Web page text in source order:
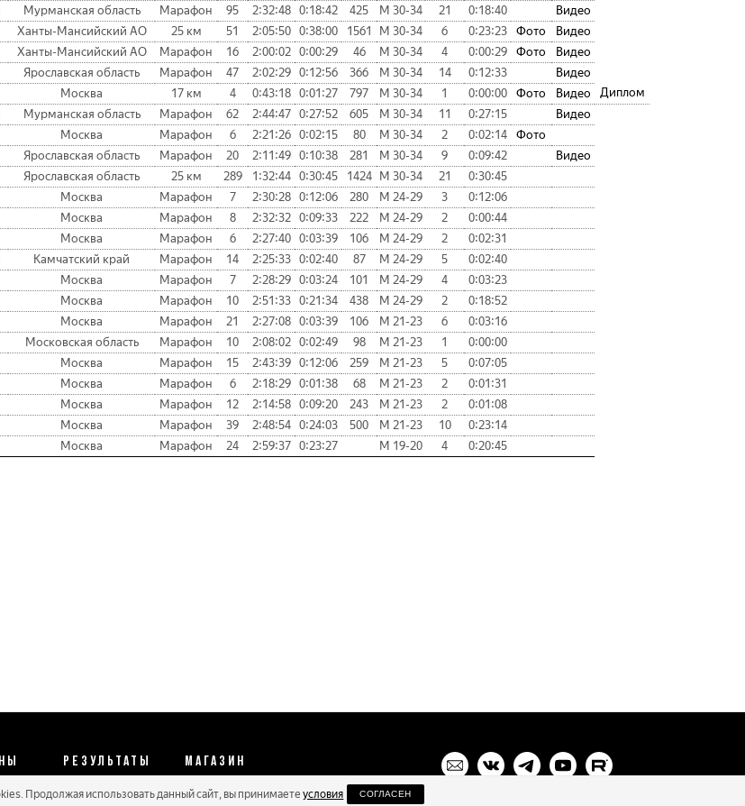
Мурманская область Марафон 95 2:32:48 0:18:42 425 М 30-34 21 0:18:40
Видео
Ханты-Мансийский АО 25 км 51 2:05:50 0:38:00 1561 М 30-34 6 0:23:23 Фото
Видео
Ханты-Мансийский АО Марафон 16 2:00:02 0:00:29 46 М 30-34 4 0:00:29 Фото
Видео
Ярославская область Марафон 47 2:02:29 0:12:56 366 М 30-34 14 0:12:33
Видео
Москва 17 км 4 0:43:18 0:01:27 797 М 30-34 1 0:00:00 Фото Видео
Диплом
Мурманская область Марафон 62 2:44:47 0:27:52 605 М 30-34 11 0:27:15
Видео
Москва Марафон 6 2:21:26 0:02:15 80 М 30-34 2 0:02:14
Фото
Ярославская область Марафон 20 2:11:49 0:10:38 281 М 30-34 9 0:09:42
Видео
Ярославская область 25 км 289 1:32:44 0:30:45 1424 М 30-34 21
0:30:45
Москва Марафон 7 2:30:28 0:12:06 280 М 24-29 3
0:12:06
Москва Марафон 8 2:32:32 0:09:33 222 М 24-29 2
0:00:44
Москва Марафон 6 2:27:40 0:03:39 106 М 24-29 2
0:02:31
Камчатский край Марафон 14 2:25:33 0:02:40 87 М 24-29 5
0:02:40
Москва Марафон 7 2:28:29 0:03:24 101 М 24-29 4
0:03:23
Москва Марафон 10 2:51:33 0:21:34 438 М 24-29 2
0:18:52
Москва Марафон 21 2:27:08 0:03:39 106 М 21-23 6
0:03:16
Московская область Марафон 10 2:08:02 0:02:49 98 М 21-23 1
0:00:00
Москва Марафон 15 2:43:39 0:12:06 259 М 21-23 5
0:07:05
Москва Марафон 6 2:18:29 0:01:38 68 М 21-23 2
0:01:31
Москва Марафон 12 2:14:58 0:09:20 243 М 21-23 2
0:01:08
Москва Марафон 39 2:48:54 0:24:03 500 М 21-23 10
0:23:14
Москва Марафон 24 2:59:37 0:23:27 М 19-20 4 0:20:45
РЕЗУЛЬТАТЫ МАГАЗИН
Протоколы 2025 Реквизиты
Продолжая использовать данный сайт, вы принимаетеусловия СОГЛАСЕН